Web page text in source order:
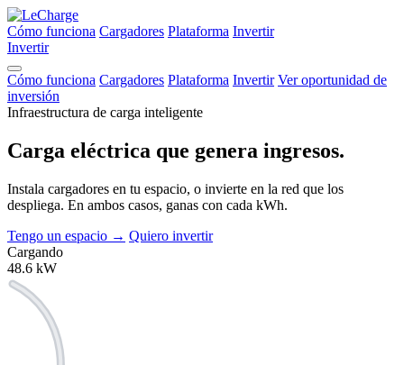
Cómo funciona Cargadores Plataforma Invertir
Invertir
Cómo funciona Cargadores Plataforma Invertir Ver oportunidad de
inversión
Infraestructura de carga inteligente
Carga eléctrica que genera ingresos.
Instala cargadores en tu espacio, o invierte en la red que los
despliega. En ambos casos, ganas con cada kWh.
Tengo un espacio → Quiero invertir
Cargando
48.6 kW